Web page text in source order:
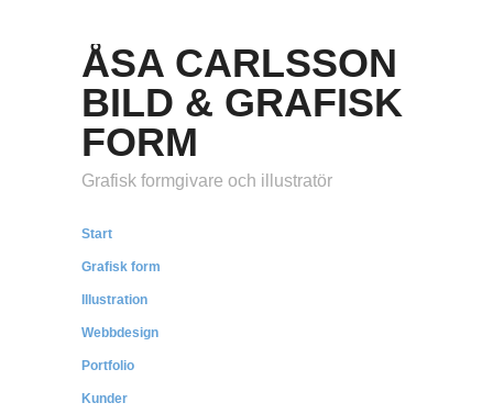
ÅSA CARLSSON
BILD & GRAFISK
FORM
Grafisk formgivare och illustratör
Start
Grafisk form
Illustration
Webbdesign
Portfolio
Kunder